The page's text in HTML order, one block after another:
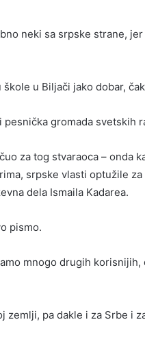
neki sa srpske strane,
u Biljači jako dobar,
gromada svetskih
za tog stvaraoca – onda
srpske vlasti optužile za
dela Ismaila Kadarea.
pismo.
mnogo drugih korisnijih,
zemlji, pa dakle i za Srbe i